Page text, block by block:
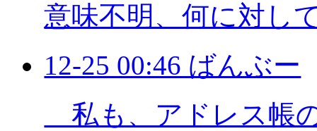
意味不明、何に対し
12-25 00:46 ばんぶー
私も、アドレス帳